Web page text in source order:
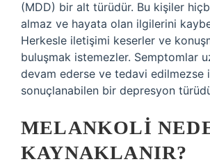
(MDD) bir alt türüdür. Bu kişiler
almaz ve hayata olan ilgilerini
Herkesle iletişimi keserler ve
buluşmak istemezler. Semptomlar
devam ederse ve tedavi edilmezse
sonuçlanabilen bir depresyon
MELANKOLI
KAYNAKLANIR?